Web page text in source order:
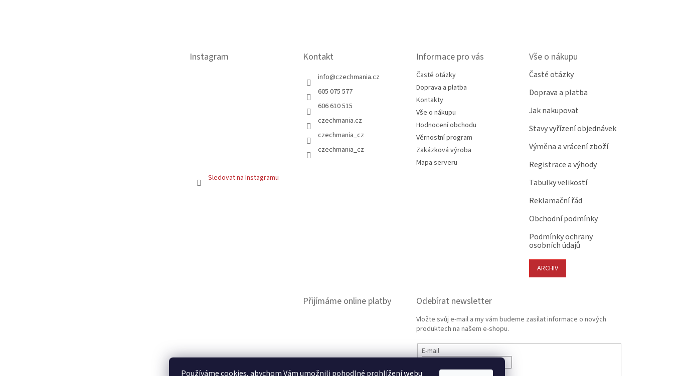
Používáme cookies, abychom Vám umožnili pohodlné prohlížení webu
Instagram
Sledovat na Instagramu
Kontakt
info@czechmania.cz
605 075 577
606 610 515
czechmania.cz
czechmania_cz
czechmania_cz
Informace pro vás
Časté otázky
Doprava a platba
Kontakty
Vše o nákupu
Hodnocení obchodu
Věrnostní program
Zakázková výroba
Mapa serveru
Vše o nákupu
Časté otázky
Doprava a platba
Jak nakupovat
Stavy vyřízení objednávek
Výměna a vrácení zboží
Registrace a výhody
Tabulky velikostí
Reklamační řád
Obchodní podmínky
Podmínky ochrany
osobních údajů
ARCHIV
Přijímáme online platby Odebírat newsletter
Vložte svůj e-mail a my vám budeme zasílat informace o nových
produktech na našem e-shopu.
E-mail